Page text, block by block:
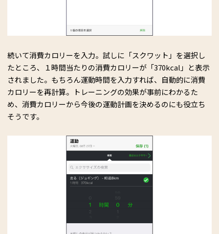
続いて消費カロリーを入力。試しに「スクワット」を選択し
たところ、１時間当たりの消費カロリーが「370kcal」と表示
されました。もちろん運動時間を入力すれば、自動的に消費
カロリーを再計算。トレーニングの効果が事前にわかるた
め、消費カロリーから今後の運動計画を決めるのにも役立ち
そうです。